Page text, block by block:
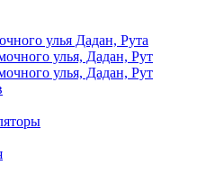
улья Дадан, Рута
улья, Дадан, Рут
улья, Дадан, Рут